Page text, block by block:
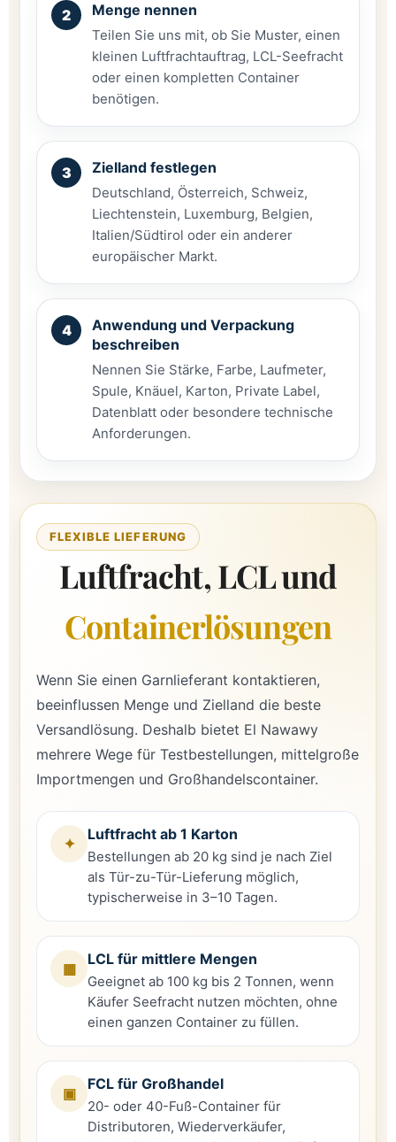
Menge nennen
Teilen Sie uns mit, ob Sie Muster, einen
kleinen Luftfrachtauftrag, LCL-Seefracht
oder einen kompletten Container
benötigen.
Zielland festlegen
Deutschland, Österreich, Schweiz,
Liechtenstein, Luxemburg, Belgien,
Italien/Südtirol oder ein anderer
europäischer Markt.
Anwendung und Verpackung
beschreiben
Nennen Sie Stärke, Farbe, Laufmeter,
Spule, Knäuel, Karton, Private Label,
Datenblatt oder besondere technische
Anforderungen.
FLEXIBLE LIEFERUNG
Luftfracht, LCL und
Containerlösungen
Wenn Sie einen Garnlieferant kontaktieren,
beeinflussen Menge und Zielland die beste
Versandlösung. Deshalb bietet El Nawawy
mehrere Wege für Testbestellungen, mittelgroße
Importmengen und Großhandelscontainer.
✦
Luftfracht ab 1 Karton
Bestellungen ab 20 kg sind je nach Ziel
als Tür-zu-Tür-Lieferung möglich,
typischerweise in 3–10 Tagen.
▦
LCL für mittlere Mengen
Geeignet ab 100 kg bis 2 Tonnen, wenn
Käufer Seefracht nutzen möchten, ohne
einen ganzen Container zu füllen.
▣
FCL für Großhandel
20- oder 40-Fuß-Container für
Distributoren, Wiederverkäufer,